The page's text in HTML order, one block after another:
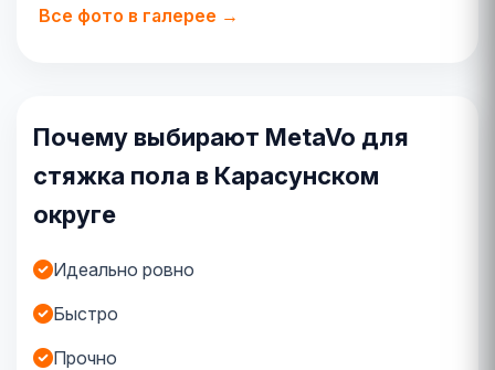
Все фото в галерее →
Почему выбирают MetaVo для
стяжка пола в Карасунском
округе
Идеально ровно
Быстро
Прочно